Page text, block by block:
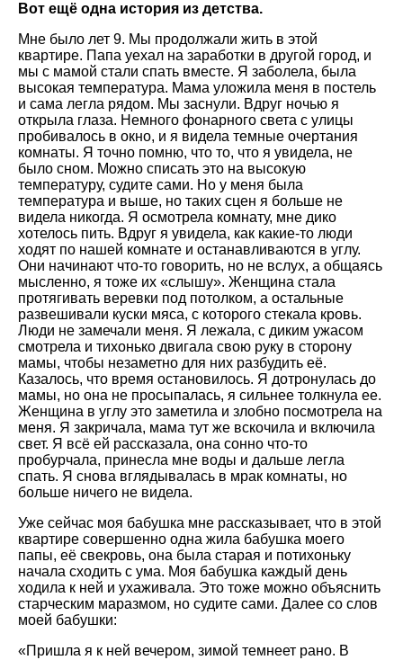
Вот ещё одна история из детства.
Мне было лет 9. Мы продолжали жить в этой
квартире. Папа уехал на заработки в другой город, и
мы с мамой стали спать вместе. Я заболела, была
высокая температура. Мама уложила меня в постель
и сама легла рядом. Мы заснули. Вдруг ночью я
открыла глаза. Немного фонарного света с улицы
пробивалось в окно, и я видела темные очертания
комнаты. Я точно помню, что то, что я увидела, не
было сном. Можно списать это на высокую
температуру, судите сами. Но у меня была
температура и выше, но таких сцен я больше не
видела никогда. Я осмотрела комнату, мне дико
хотелось пить. Вдруг я увидела, как какие-то люди
ходят по нашей комнате и останавливаются в углу.
Они начинают что-то говорить, но не вслух, а общаясь
мысленно, я тоже их «слышу». Женщина стала
протягивать веревки под потолком, а остальные
развешивали куски мяса, с которого стекала кровь.
Люди не замечали меня. Я лежала, с диким ужасом
смотрела и тихонько двигала свою руку в сторону
мамы, чтобы незаметно для них разбудить её.
Казалось, что время остановилось. Я дотронулась до
мамы, но она не просыпалась, я сильнее толкнула ее.
Женщина в углу это заметила и злобно посмотрела на
меня. Я закричала, мама тут же вскочила и включила
свет. Я всё ей рассказала, она сонно что-то
пробурчала, принесла мне воды и дальше легла
спать. Я снова вглядывалась в мрак комнаты, но
больше ничего не видела.
Уже сейчас моя бабушка мне рассказывает, что в этой
квартире совершенно одна жила бабушка моего
папы, её свекровь, она была старая и потихоньку
начала сходить с ума. Моя бабушка каждый день
ходила к ней и ухаживала. Это тоже можно объяснить
старческим маразмом, но судите сами. Далее со слов
моей бабушки:
«Пришла я к ней вечером, зимой темнеет рано. В